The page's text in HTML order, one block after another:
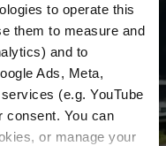
to operate this
them to measure and
and to
Ads, Meta,
(e.g. YouTube
consent. You can
or manage your